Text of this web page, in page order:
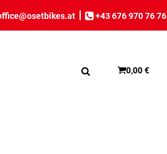
+43 676 970 76 76
0,00 €